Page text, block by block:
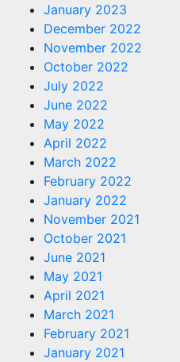
January 2023
December 2022
November 2022
October 2022
July 2022
June 2022
May 2022
April 2022
March 2022
February 2022
January 2022
November 2021
October 2021
June 2021
May 2021
April 2021
March 2021
February 2021
January 2021